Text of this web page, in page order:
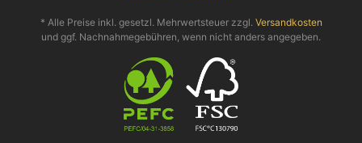
* Alle Preise inkl. gesetzl. Mehrwertsteuer zzgl. Versandkosten
und ggf. Nachnahmegebühren, wenn nicht anders angegeben.